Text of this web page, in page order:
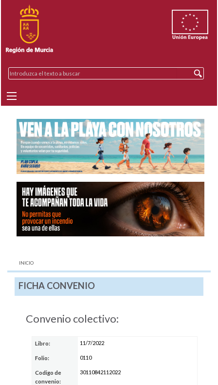
AQUÍ:
INICIO
FICHA CONVENIO
Convenio colectivo:
Libro: 11/7/2022
Folio: 0110
Codigo de
convenio:
30110842112022